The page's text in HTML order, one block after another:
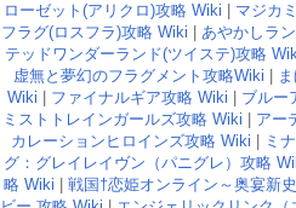
ローゼット(アリクロ)攻略 Wiki
マジカ
フラグ(ロスフラ)攻略 Wiki
あやかしラ
テッドワンダーランド(ツイステ)攻略
虚無と夢幻のフラグメント攻略Wiki
Wiki
ファイナルギア攻略 Wiki ブルー
ミストトレインガールズ攻略 Wiki
アー
カレーションヒロインズ攻略 Wiki
ミ
グ：グレイレイヴン（パニグレ）攻略
略 Wiki
戦国†恋姫オンライン～奥宴新